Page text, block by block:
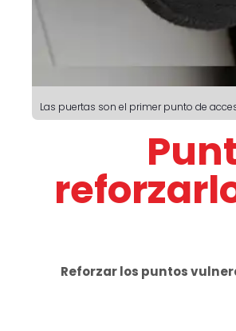
Las puertas son el primer punto de
Reforzar los puntos